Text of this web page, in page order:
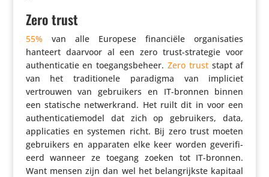
Zero trust
55%van alle Europese finan­ciële orga­ni­sa­ties
hanteert daarvoor al een zero trust-strategie voor
authen­ti­catie en toegangs­be­heer. Zero truststapt af
van het tradi­ti­o­nele paradigma van impliciet
vertrouwen van gebrui­kers en IT-bronnen binnen
een statische netwer­k­rand. Het ruilt dit in voor een
authen­ti­ca­tie­model dat zich op gebrui­kers, data,
appli­ca­ties en systemen richt. Bij zero trust moeten
gebrui­kers en apparaten elke keer worden geve­ri­fi­
eerd wanneer ze toegang zoeken tot IT-bronnen.
Want mensen zijn dan wel het belang­rijkste kapitaal